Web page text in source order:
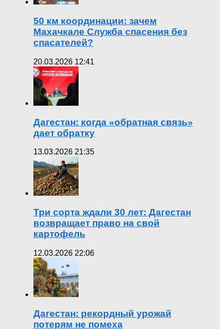
50 км координации: зачем
Махачкале Служба спасения без
спасателей?
20.03.2026 12:41
Дагестан: когда «обратная связь»
дает обратку
13.03.2026 21:35
Три сорта ждали 30 лет: Дагестан
возвращает право на свой
картофель
12.03.2026 22:06
Дагестан: рекордный урожай
потерям не помеха